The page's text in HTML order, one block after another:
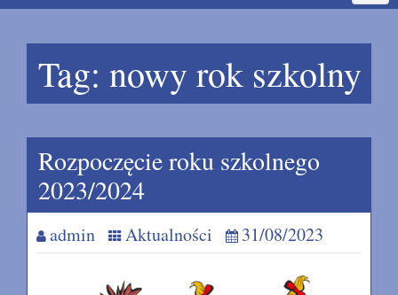
Tag: nowy rok szkolny
Rozpoczęcie roku szkolnego
2023/2024
admin Aktualności 31/08/2023